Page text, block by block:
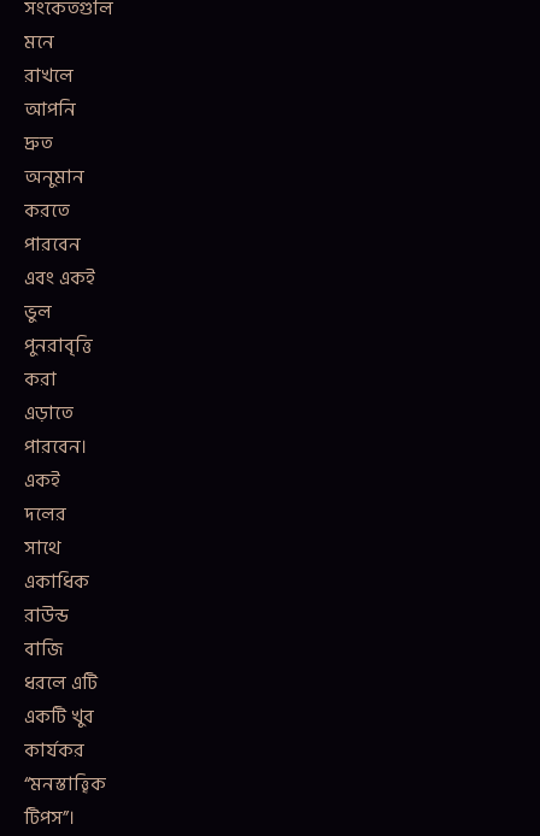
সংকেতগুলি
মনে
রাখলে
আপনি
দ্রুত
অনুমান
করতে
পারবেন
এবং একই
ভুল
পুনরাবৃত্তি
করা
এড়াতে
পারবেন।
একই
দলের
সাথে
একাধিক
রাউন্ড
বাজি
ধরলে এটি
একটি খুব
কার্যকর
“মনস্তাত্ত্বিক
টিপস”।